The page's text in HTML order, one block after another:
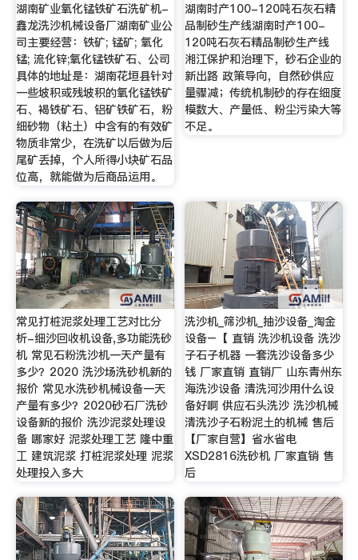
湖南矿业氧化锰铁矿石洗矿机-
鑫龙洗沙机械设备厂湖南矿业公
司主要经营：铁矿; 锰矿; 氧化
锰; 流化锌;氧化锰铁矿石、公司
具体的地址是：湖南花垣县针对
一些坡积或残坡积的氧化锰铁矿
石、褐铁矿石、铝矿铁矿石，粉
细砂物（粘土）中含有的有效矿
物质非常少，在洗矿以后做为后
尾矿丢掉，个人所得小块矿石品
位高，就能做为后商品运用。
湖南时产100-120吨石灰石精
品制砂生产线湖南时产100-
120吨石灰石精品制砂生产线
湘江保护和治理下，砂石企业的
新出路 政策导向，自然砂供应
量骤减；传统机制砂的存在细度
模数大、产量低、粉尘污染大等
不足。
常见打桩泥浆处理工艺对比分
析-细沙回收机设备,多功能洗砂
机 常见石粉洗沙机一天产量有
多少？2020 洗沙场洗砂机新的
报价 常见水洗砂机械设备一天
产量有多少？2020砂石厂洗砂
设备新的报价 洗沙泥浆处理设
备 哪家好 泥浆处理工艺 隆中重
工 建筑泥浆 打桩泥浆处理 泥浆
处理投入多大
洗沙机_筛沙机_抽沙设备_淘金
设备–【 直销 洗沙机设备 洗沙
子石子机器 一套洗沙设备多少
钱 厂家直销 直销厂 山东青州东
海洗沙设备 清洗河沙用什么设
备好啊 供应石头洗沙 洗沙机械
清洗沙子石粉泥土的机械 售后
【厂家自营】省水省电
XSD2816洗砂机 厂家直销 售
后